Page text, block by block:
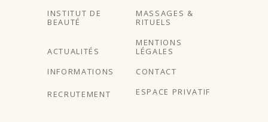
INSTITUT DE
BEAUTÉ
MASSAGES &
RITUELS
ACTUALITÉS
MENTIONS
LÉGALES
INFORMATIONS
CONTACT
RECRUTEMENT ESPACE PRIVATIF